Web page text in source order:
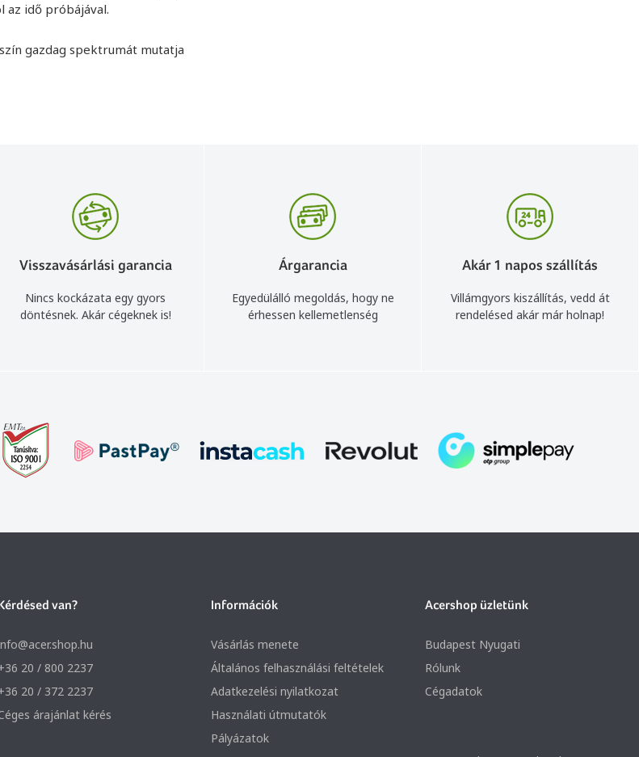
az idő próbájával.
gazdag spektrumát mutatja
Visszavásárlási garancia
Nincs kockázata egy gyors
döntésnek. Akár cégeknek is!
Árgarancia
Egyedülálló megoldás, hogy ne
érhessen kellemetlenség
Akár 1 napos szállítás
Villámgyors kiszállítás, vedd át
rendelésed akár már holnap!
van?
20 / 800 2237
20 / 372 2237
árajánlat kérés
Információk
Vásárlás menete
Általános felhasználási feltételek
Adatkezelési nyilatkozat
Használati útmutatók
Pályázatok
Acershop üzletünk
Budapest Nyugati
Rólunk
Cégadatok